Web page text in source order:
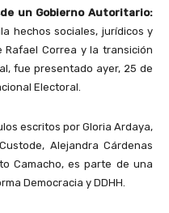
un Gobierno Autoritario:
hechos sociales, jurídicos y
Correa y la transición
fue presentado ayer, 25 de
Electoral.
escritos por Gloria Ardaya,
Alejandra Cárdenas
Camacho, es parte de una
Democracia y DDHH.